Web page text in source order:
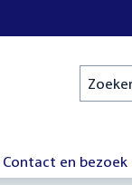
Zoeken
Contact en bezoek